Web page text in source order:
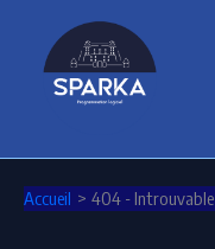
contenu
Accueil 404 - Introuvable